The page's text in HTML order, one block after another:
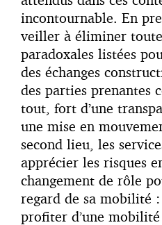
incontournable. En
veiller à éliminer
paradoxales listées
des échanges
des parties prenantes
tout, fort d’une
une mise en
second lieu, les
apprécier les risques
changement de rôle
regard de sa mobilité :
profiter d’une